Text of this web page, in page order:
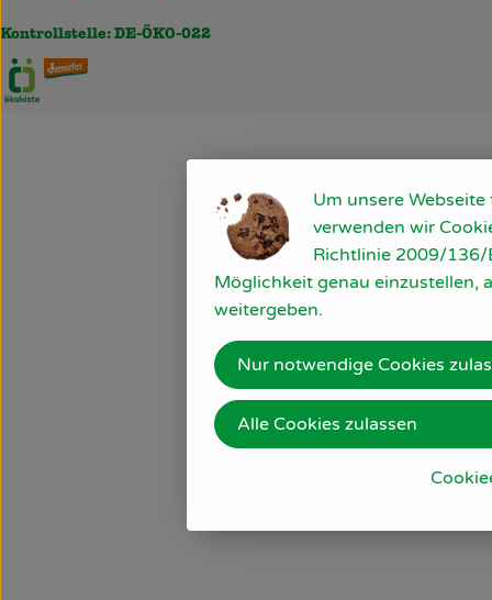
Kontrollstelle: DE-ÖKO-022
Externer Link zu https://www.oekokiste.de/
Externer Link zu https://deckersbiohof.de/
Um unsere
verwenden wir
Richtlinie 2009/136/
Möglichkeit genau einzustellen,
weitergeben.
Nur notwendige Cookies
Alle Cookies zulassen